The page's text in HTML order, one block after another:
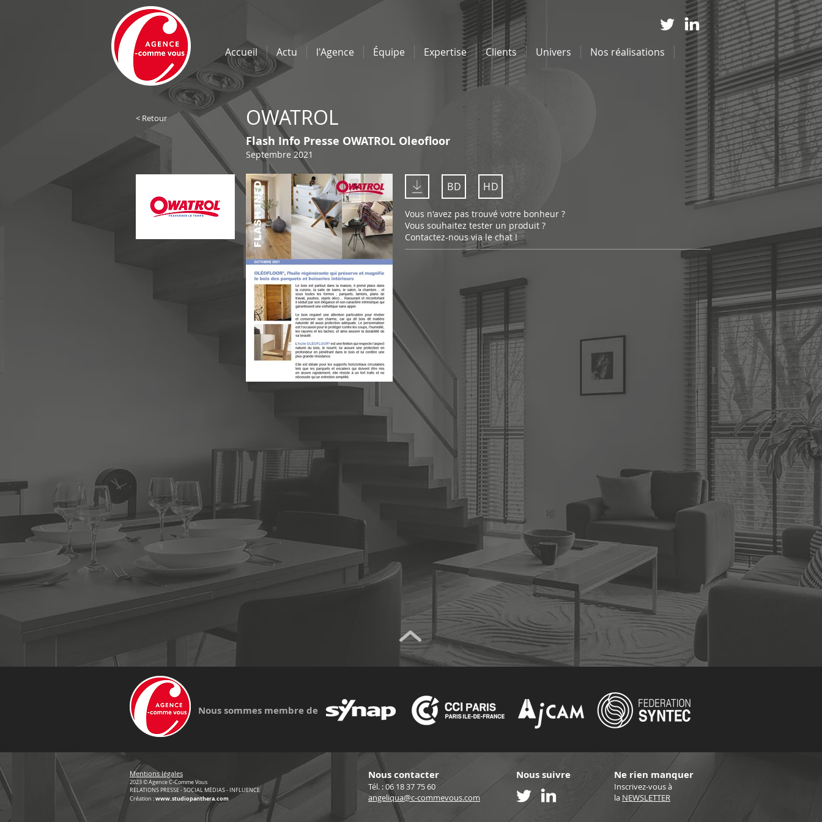
Accueil Actu l'Agence Équipe Expertise Clients Univers Nos réalisations
< Retour OWATROL
Flash Info Presse OWATROL Oleofloor
Septembre 2021
BD HD
Vous n'avez pas trouvé votre bonheur ?
Vous souhaitez tester un produit ?
Contactez-nous via le chat !
Nous sommes membre de
Mentions légales
2023© Agence C-Comme Vous
RELATIONS PRESSE - SOCIAL MÉDIAS - INFLUENCE
Création :www.studiopanthera.com
Nous contacter
Tél. : 06 18 37 75 60
angeliqua@c-commevous.com
Nous suivre Ne rien manquer
Inscrivez-vous à
la NEWSLETTER